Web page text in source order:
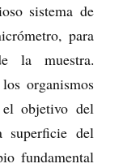
sistema de
para
la muestra.
organismos
el objetivo del
superficie del
fundamental